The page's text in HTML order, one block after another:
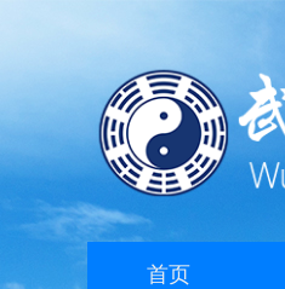
首页